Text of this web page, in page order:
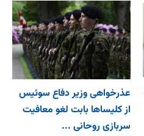
عذرخواهی وزیر دفاع سوئیس
از کلیساها بابت لغو معافیت
سربازی روحانی ...